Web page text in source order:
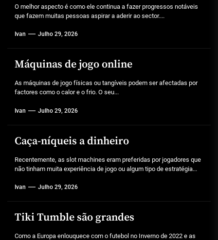
O melhor aspecto é como ele continua a fazer progressos notáveis
que fazem muitas pessoas aspirar a aderir ao sector....
Ivan Julho 29, 2026
Máquinas de jogo online
As máquinas de jogo físicas ou tangíveis podem ser afectadas por
factores como o calor e o frio. O seu...
Ivan Julho 29, 2026
Caça-níqueis a dinheiro
Recentemente, as slot machines eram preferidas por jogadores que
não tinham muita experiência de jogo ou algum tipo de estratégia...
Ivan Julho 29, 2026
Tiki Tumble são grandes
Como a Europa enlouquece com o futebol no Inverno de 2022 e as